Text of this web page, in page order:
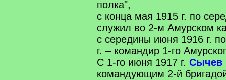
полка",
с конца мая 1915 г. по
служил во 2-м Амурском
с середины июня 1916 г.
г. – командир 1-го
С 1-го июня 1917 г. Сычев
командующим 2-й